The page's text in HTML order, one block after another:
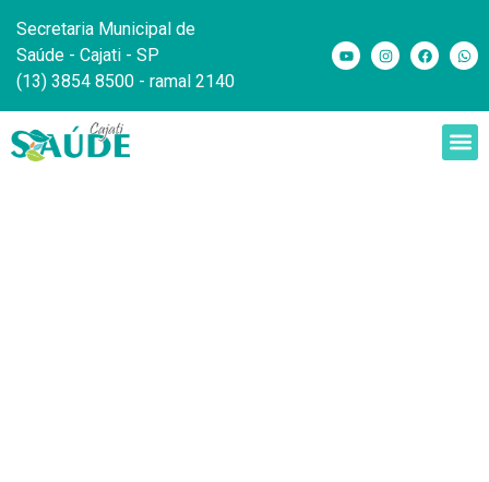
Secretaria Municipal de
Saúde - Cajati - SP
(13) 3854 8500 - ramal 2140